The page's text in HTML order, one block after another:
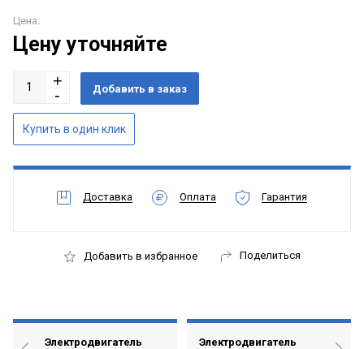
Цена:
Цену уточняйте
Доставка Оплата Гарантия
Добавить в избранное Поделиться
Электродвигатель
Электродвигатель